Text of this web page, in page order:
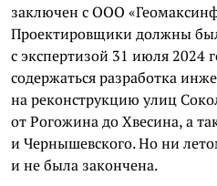
заключен с ООО
Проектировщики должны
с экспертизой 31 июля 2024
содержаться разработка
на реконструкцию улиц
от Рогожина до Хвесина, а
и Чернышевского. Но ни
и не была закончена.